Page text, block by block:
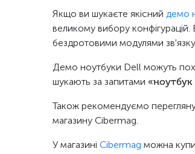
Якщо ви шукаєте якісний демо
великому вибору
бездротовими модулями
Демо ноутбуки Dell можуть
шукають за запитами «ноутбук
Також рекомендуємо
магазину Cibermag.
У магазині Cibermag можна